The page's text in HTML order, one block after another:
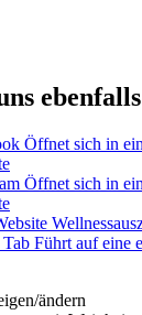
Öffnet sich in
Öffnet sich in
Führt auf eine
ändern